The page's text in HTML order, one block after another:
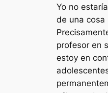
Yo no
de una cosa
profesor en
estoy en